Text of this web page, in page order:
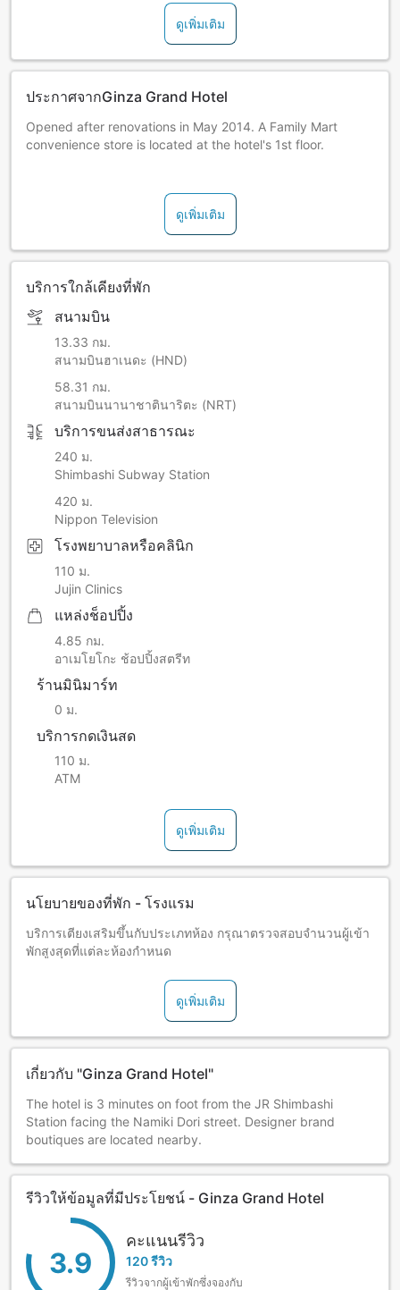
ดูเพิ่มเติม
ประกาศจากGinza Grand Hotel
Opened after renovations in May 2014. A Family Mart
convenience store is located at the hotel's 1st floor.
Don Quijote Ginza Honkan - 3 min on foot
Matsumoto Kiyoshi Ginza 8-chome - 3 min on foot
Yamada Denki Labi Amenity & Tax Free Shinbashi Ginza-
guchi - 2 min on foot
ดูเพิ่มเติม
บริการใกล้เคียงที่พัก
สนามบิน
13.33 กม.
สนามบินฮาเนดะ (HND)
58.31 กม.
สนามบินนานาชาตินาริตะ (NRT)
บริการขนส่งสาธารณะ
240 ม.
Shimbashi Subway Station
420 ม.
Nippon Television
โรงพยาบาลหรือคลินิก
110 ม.
Jujin Clinics
แหล่งช็อปปิ้ง
4.85 กม.
อาเมโยโกะ ช้อปปิ้งสตรีท
ร้านมินิมาร์ท
0 ม.
บริการกดเงินสด
110 ม.
ATM
ดูเพิ่มเติม
นโยบายของที่พัก - โรงแรม
บริการเตียงเสริมขึ้นกับประเภทห้อง กรุณาตรวจสอบจำนวนผู้เข้า
พักสูงสุดที่แต่ละห้องกำหนด
ดูเพิ่มเติม
เกี่ยวกับ "Ginza Grand Hotel"
The hotel is 3 minutes on foot from the JR Shimbashi
Station facing the Namiki Dori street. Designer brand
boutiques are located nearby.
รีวิวให้ข้อมูลที่มีประโยชน์ - Ginza Grand Hotel
3.9
คะแนนรีวิว
120 รีวิว
รีวิวจากผู้เข้าพักซึ่งจองกับ